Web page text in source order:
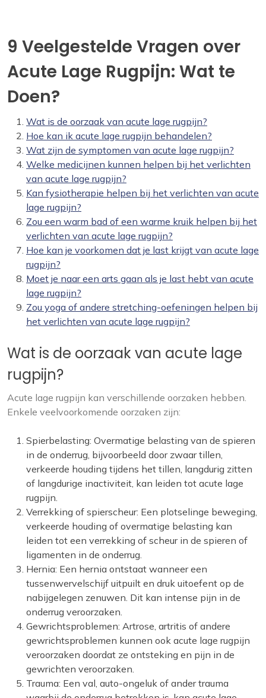
9 Veelgestelde Vragen over
Acute Lage Rugpijn: Wat te
Doen?
Wat is de oorzaak van acute lage rugpijn?
Hoe kan ik acute lage rugpijn behandelen?
Wat zijn de symptomen van acute lage rugpijn?
Welke medicijnen kunnen helpen bij het verlichten
van acute lage rugpijn?
Kan fysiotherapie helpen bij het verlichten van acute
lage rugpijn?
Zou een warm bad of een warme kruik helpen bij het
verlichten van acute lage rugpijn?
Hoe kan je voorkomen dat je last krijgt van acute lage
rugpijn?
Moet je naar een arts gaan als je last hebt van acute
lage rugpijn?
Zou yoga of andere stretching-oefeningen helpen bij
het verlichten van acute lage rugpijn?
Wat is de oorzaak van acute lage
rugpijn?
Acute lage rugpijn kan verschillende oorzaken hebben.
Enkele veelvoorkomende oorzaken zijn:
Spierbelasting: Overmatige belasting van de spieren
in de onderrug, bijvoorbeeld door zwaar tillen,
verkeerde houding tijdens het tillen, langdurig zitten
of langdurige inactiviteit, kan leiden tot acute lage
rugpijn.
Verrekking of spierscheur: Een plotselinge beweging,
verkeerde houding of overmatige belasting kan
leiden tot een verrekking of scheur in de spieren of
ligamenten in de onderrug.
Hernia: Een hernia ontstaat wanneer een
tussenwervelschijf uitpuilt en druk uitoefent op de
nabijgelegen zenuwen. Dit kan intense pijn in de
onderrug veroorzaken.
Gewrichtsproblemen: Artrose, artritis of andere
gewrichtsproblemen kunnen ook acute lage rugpijn
veroorzaken doordat ze ontsteking en pijn in de
gewrichten veroorzaken.
Trauma: Een val, auto-ongeluk of ander trauma